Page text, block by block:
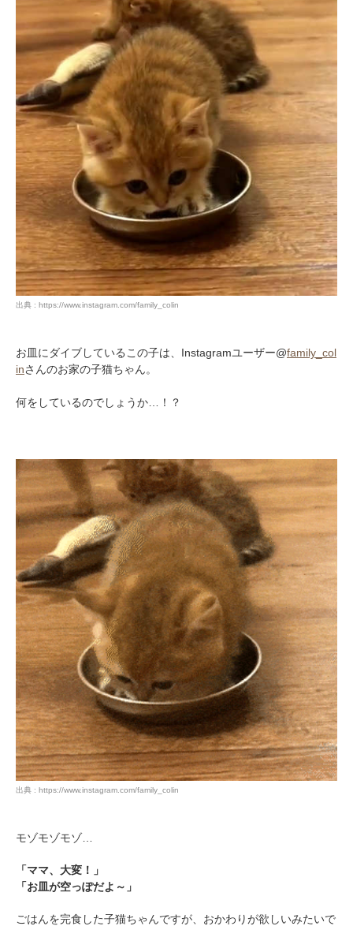
出典 : https://www.instagram.com/family_colin
お皿にダイブしているこの子は、Instagramユーザー@family_col
inさんのお家の子猫ちゃん。
何をしているのでしょうか…！？
出典 : https://www.instagram.com/family_colin
モゾモゾモゾ…
「ママ、大変！」
「お皿が空っぽだよ～」
ごはんを完食した子猫ちゃんですが、おかわりが欲しいみたいで